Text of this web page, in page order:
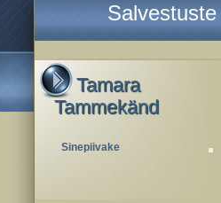
Tamara
Tammekänd
Sinepiivake